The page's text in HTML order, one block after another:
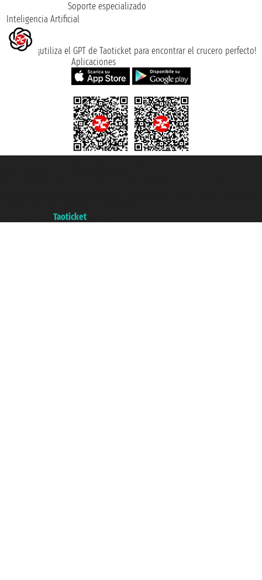
Soporte especializado
Inteligencia Artificial
¡utiliza el GPT de Taoticket para encontrar el crucero perfecto!
Aplicaciones
Taoticket